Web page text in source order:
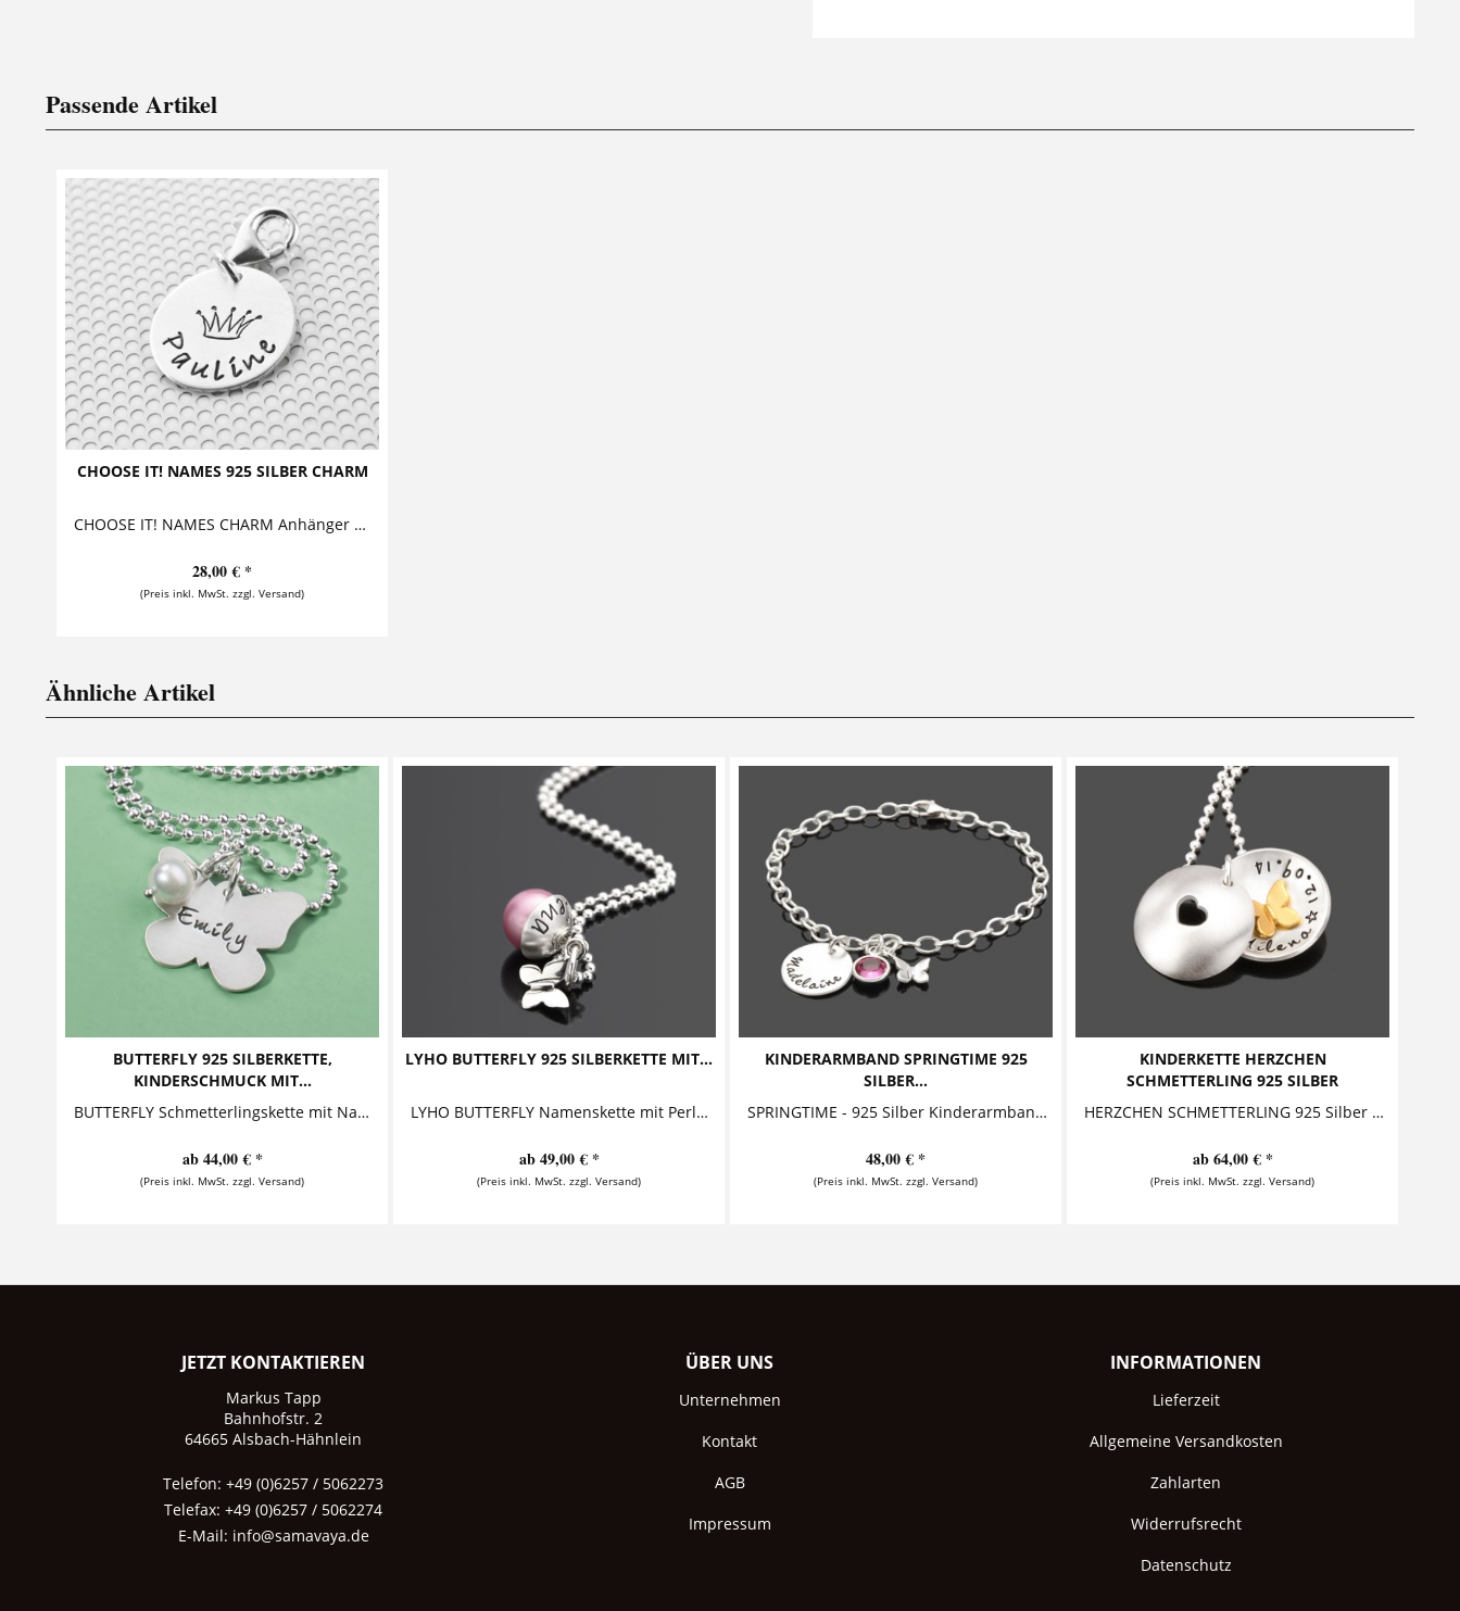
Passende Artikel
CHOOSE IT! NAMES 925 SILBER CHARM
CHOOSE IT! NAMES CHARM Anhänger mit Gravur Dieser bezaubernde Anhänger mit Gravur aus 925 Sterling Silber wird mit einem Namen und einem...
28,00 € *
(Preis inkl. MwSt. zzgl. Versand)
Ähnliche Artikel
BUTTERFLY 925 SILBERKETTE,
KINDERSCHMUCK MIT...
BUTTERFLY Schmetterlingskette mit Namensgravur Dieser entzückende Schmetterling ist ein wundervolles Geschenk für Mädchen. Der...
ab 44,00 € *
(Preis inkl. MwSt. zzgl. Versand)
LYHO BUTTERFLY 925 SILBERKETTE MIT...
LYHO BUTTERFLY Namenskette mit Perle und Silberhütchen Diese zauberhafte Namensperle ist zusammen mit einem sehr schön gearbeiteten...
ab 49,00 € *
(Preis inkl. MwSt. zzgl. Versand)
KINDERARMBAND SPRINGTIME 925
SILBER...
SPRINGTIME - 925 Silber Kinderarmband mit Namensgravur, Kristallstein und Schmetterling Kinderarmband bestehend aus einem Button -...
48,00 € *
(Preis inkl. MwSt. zzgl. Versand)
KINDERKETTE HERZCHEN
SCHMETTERLING 925 SILBER
HERZCHEN SCHMETTERLING 925 Silber Kindermedaillon Diese bezaubernde Kinderkette mit Gravur besteht aus einem personalisierten Anhänger, aus...
ab 64,00 € *
(Preis inkl. MwSt. zzgl. Versand)
JETZT KONTAKTIEREN
Markus Tapp
Bahnhofstr. 2
64665 Alsbach-Hähnlein
Telefon: +49 (0)6257 / 5062273
Telefax: +49 (0)6257 / 5062274
E-Mail: info@samavaya.de
ÜBER UNS
Unternehmen
Kontakt
AGB
Impressum
INFORMATIONEN
Lieferzeit
Allgemeine Versandkosten
Zahlarten
Widerrufsrecht
Datenschutz